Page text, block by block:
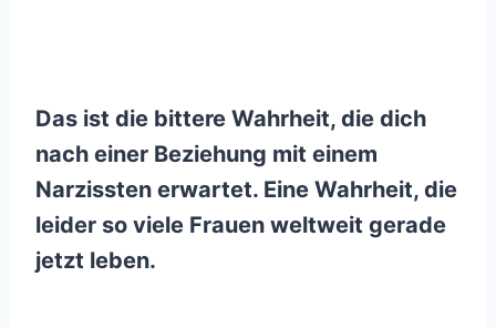
Das ist die bittere Wahrheit, die dich
nach einer Beziehung mit einem
Narzissten erwartet. Eine Wahrheit, die
leider so viele Frauen weltweit gerade
jetzt leben.